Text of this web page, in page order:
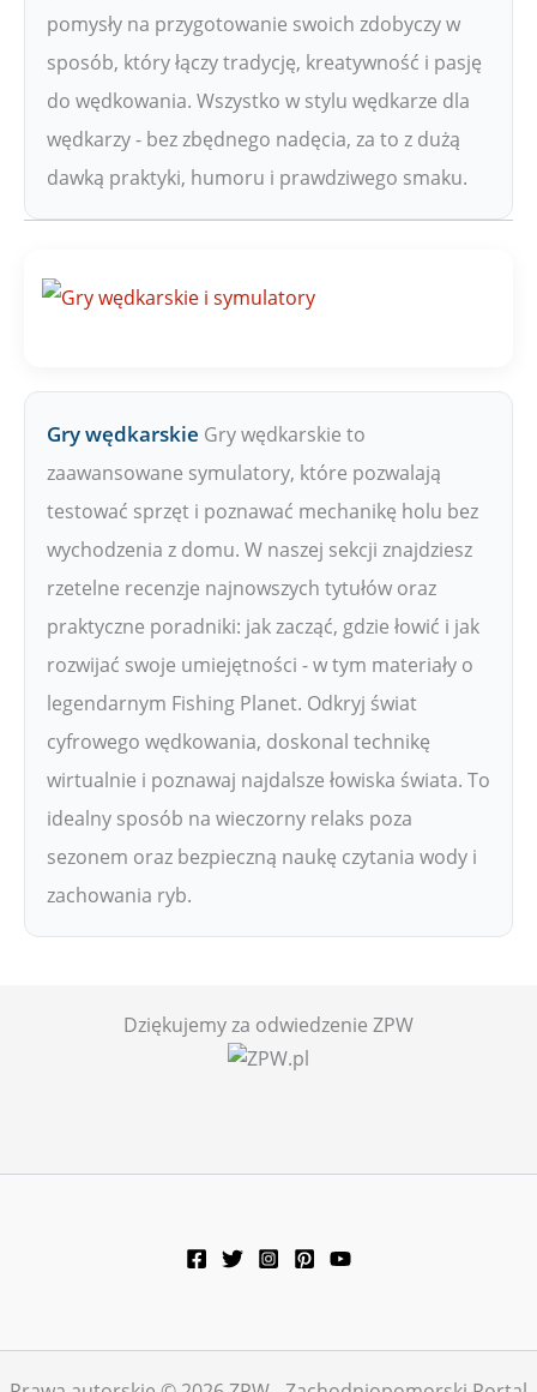
pomysły na przygotowanie swoich zdobyczy w
sposób, który łączy tradycję, kreatywność i pasję
do wędkowania. Wszystko w stylu wędkarze dla
wędkarzy - bez zbędnego nadęcia, za to z dużą
dawką praktyki, humoru i prawdziwego smaku.
Gry wędkarskie Gry wędkarskie to
zaawansowane symulatory, które pozwalają
testować sprzęt i poznawać mechanikę holu bez
wychodzenia z domu. W naszej sekcji znajdziesz
rzetelne recenzje najnowszych tytułów oraz
praktyczne poradniki: jak zacząć, gdzie łowić i jak
rozwijać swoje umiejętności - w tym materiały o
legendarnym Fishing Planet. Odkryj świat
cyfrowego wędkowania, doskonal technikę
wirtualnie i poznawaj najdalsze łowiska świata. To
idealny sposób na wieczorny relaks poza
sezonem oraz bezpieczną naukę czytania wody i
zachowania ryb.
Dziękujemy za odwiedzenie ZPW